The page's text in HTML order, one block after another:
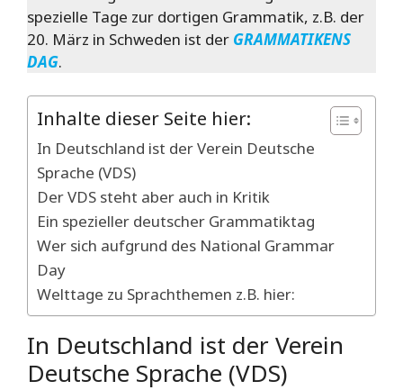
spezielle Tage zur dortigen Grammatik, z.B. der
20. März in Schweden ist der GRAMMATIKENS
DAG.
Inhalte dieser Seite hier:
In Deutschland ist der Verein Deutsche
Sprache (VDS)
Der VDS steht aber auch in Kritik
Ein spezieller deutscher Grammatiktag
Wer sich aufgrund des National Grammar
Day
Welttage zu Sprachthemen z.B. hier:
In Deutschland ist der Verein
Deutsche Sprache (VDS)